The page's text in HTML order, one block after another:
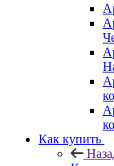
Как купить